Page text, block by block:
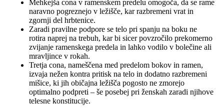
Mehkejša cona v ramenskem predelu omogoča, da se rame
naravno pogreznejo v ležišče, kar razbremeni vrat in
zgornji del hrbtenice.
Zaradi pravilne podpore se telo pri spanju na boku ne
rotira naprej na trebuh, kar bi sicer povzročilo prekomerno
zvijanje ramenskega predela in lahko vodilo v bolečine ali
mravljince v rokah.
Tretja cona, nameščena med predelom bokov in ramen,
izvaja nežen kontra pritisk na telo in dodatno razbremeni
mišice, ki jih običajna ležišča pogosto ne zmorejo
optimalno podpreti – še posebej pri ženskah zaradi njihove
telesne konstitucije.